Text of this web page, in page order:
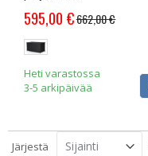
595,00 €662,00 €
Heti varastossa
3-5 arkipäivää
Järjestä